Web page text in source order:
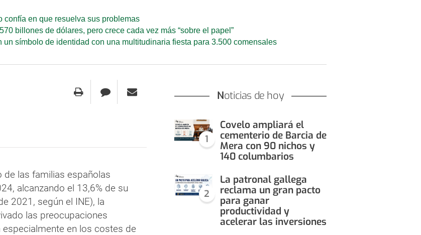
confía en que resuelva sus problemas
billones de dólares, pero crece cada vez más “sobre el papel”
un símbolo de identidad con una multitudinaria fiesta para 3.500 comensales
de las familias españolas
alcanzando el 13,6% de su
2021, según el INE), la
las preocupaciones
en los costes de
Noticias de hoy
1
Covelo ampliará el
cementerio de Barcia de
Mera con 90 nichos y
140 columbarios
2
La patronal gallega
reclama un gran pacto
para ganar
productividad y
acelerar las inversiones